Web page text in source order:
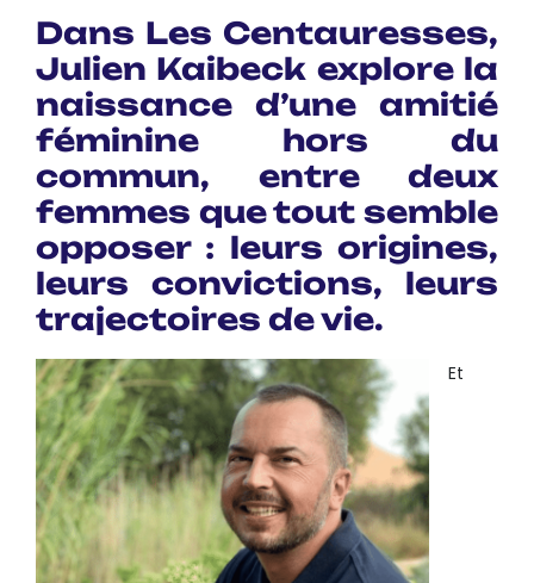
Dans Les Centauresses,
Julien Kaibeck explore la
naissance d’une amitié
féminine hors du
commun, entre deux
femmes que tout semble
opposer : leurs origines,
leurs convictions, leurs
trajectoires de vie.
Et